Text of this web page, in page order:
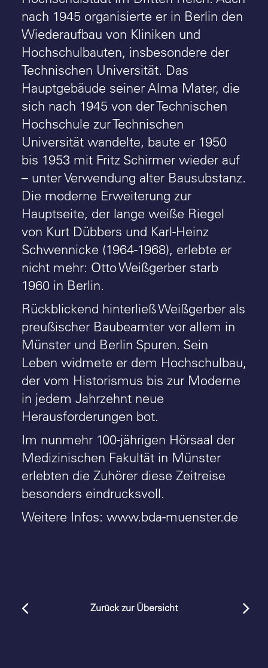
nach 1945 organisierte er in Berlin den
Wiederaufbau von Kliniken und
Hochschulbauten, insbesondere der
Technischen Universität. Das
Hauptgebäude seiner Alma Mater, die
sich nach 1945 von der Technischen
Hochschule zur Technischen
Universität wandelte, baute er 1950
bis 1953 mit Fritz Schirmer wieder auf
– unter Verwendung alter Bausubstanz.
Die moderne Erweiterung zur
Hauptseite, der lange weiße Riegel
von Kurt Dübbers und Karl-Heinz
Schwennicke (1964-1968), erlebte er
nicht mehr: Otto Weißgerber starb
1960 in Berlin.
Rückblickend hinterließ Weißgerber als
preußischer Baubeamter vor allem in
Münster und Berlin Spuren. Sein
Leben widmete er dem Hochschulbau,
der vom Historismus bis zur Moderne
in jedem Jahrzehnt neue
Herausforderungen bot.
Im nunmehr 100-jährigen Hörsaal der
Medizinischen Fakultät in Münster
erlebten die Zuhörer diese Zeitreise
besonders eindrucksvoll.
Weitere Infos: www.bda-muenster.de
Zurück zur Übersicht